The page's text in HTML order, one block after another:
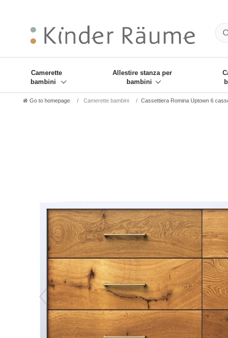
Camerette
bambini
Allestire stanza per
bambini
Go to homepage Camerette bambini Cassettiera Romina Uptown 6